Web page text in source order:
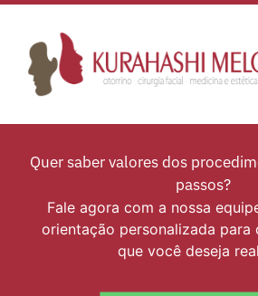
Quer saber valores dos
passos?
Fale agora com a nossa
orientação personalizada para
que você deseja